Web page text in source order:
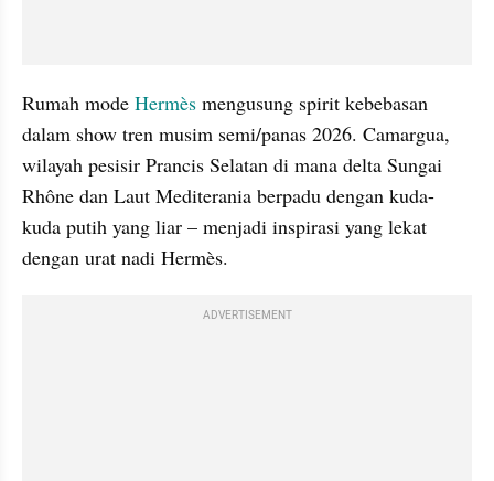
Rumah mode Hermès mengusung spirit kebebasan
dalam show tren musim semi/panas 2026. Camargua,
wilayah pesisir Prancis Selatan di mana delta Sungai
Rhône dan Laut Mediterania berpadu dengan kuda-
kuda putih yang liar – menjadi inspirasi yang lekat
dengan urat nadi Hermès.
ADVERTISEMENT